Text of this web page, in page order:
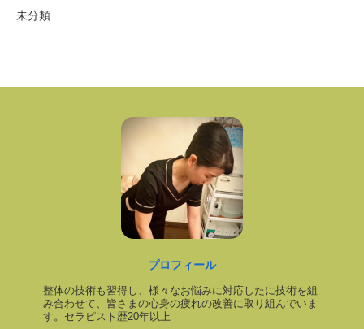
未分類
プロフィール
整体の技術も習得し、様々なお悩みに対応したに技術を組
み合わせて、皆さまの心身の疲れの改善に取り組んでいま
す。セラピスト歴20年以上